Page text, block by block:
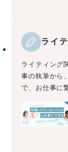
ライ
ライティング
事の執筆から
で、お仕事に